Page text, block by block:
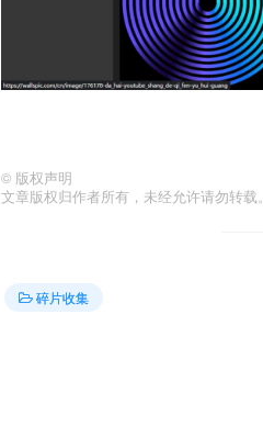
© 版权声明
文章版权归作者所有，未经允许请勿转载。
碎片收集